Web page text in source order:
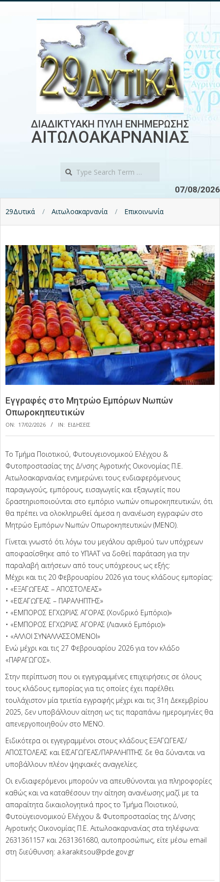
ΔΙΑΔΙΚΤΥΑΚΗ ΠΥΛΗ ΕΝΗΜΕΡΩΣΗΣ
ΑΙΤΩΛΟΑΚΑΡΝΑΝΙΑΣ
07/08/2026
29Δυτικά Αιτωλοακαρνανία Επικοινωνία
Εγγραφές στο Μητρώο Εμπόρων Νωπών
Οπωροκηπευτικών
ON: 17/02/2026 IN: ΕΙΔΗΣΕΙΣ
To Tμήμα Ποιοτικού, Φυτουγειονομικού Ελέγχου &
Φυτοπροστασίας της Δ/νσης Αγροτικής Οικονομίας Π.Ε.
Αιτωλοακαρνανίας ενημερώνει τους ενδιαφερόμενους
παραγωγούς, εμπόρους, εισαγωγείς και εξαγωγείς που
δραστηριοποιούνται στο εμπόριο νωπών οπωροκηπευτικών, ότι
θα πρέπει να ολοκληρωθεί άμεσα η ανανέωση εγγραφών στο
Μητρώο Εμπόρων Νωπών Οπωροκηπευτικών (ΜΕΝΟ).
Γίνεται γνωστό ότι λόγω του μεγάλου αριθμού των υπόχρεων
αποφασίσθηκε από το ΥΠΑΑΤ να δοθεί παράταση για την
παραλαβή αιτήσεων από τους υπόχρεους ως εξής:
Μέχρι και τις 20 Φεβρουαρίου 2026 για τους κλάδους εμπορίας:
• «ΕΞΑΓΩΓΕΑΣ – ΑΠΟΣΤΟΛΕΑΣ»
• «ΕΙΣΑΓΩΓΕΑΣ – ΠΑΡΑΛΗΠΤΗΣ»
• «ΕΜΠΟΡΟΣ ΕΓΧΩΡΙΑΣ ΑΓΟΡΑΣ (Χονδρικό Εμπόριο)»
• «ΕΜΠΟΡΟΣ ΕΓΧΩΡΙΑΣ ΑΓΟΡΑΣ (Λιανικό Εμπόριο)»
• «ΑΛΛΟΙ ΣΥΝΑΛΛΑΣΣΟΜΕΝΟΙ»
Ενώ μέχρι και τις 27 Φεβρουαρίου 2026 για τον κλάδο
«ΠΑΡΑΓΩΓΟΣ».
Στην περίπτωση που οι εγγεγραμμένες επιχειρήσεις σε όλους
τους κλάδους εμπορίας για τις οποίες έχει παρέλθει
τουλάχιστον μία τριετία εγγραφής μέχρι και τις 31η Δεκεμβρίου
2025, δεν υποβάλλουν αίτηση ως τις παραπάνω ημερομηνίες θα
απενεργοποιηθούν στο ΜΕΝΟ.
Ειδικότερα οι εγγεγραμμένοι στους κλάδους ΕΞΑΓΩΓΕΑΣ/
ΑΠΟΣΤΟΛΕΑΣ και ΕΙΣΑΓΩΓΕΑΣ/ΠΑΡΑΛΗΠΤΗΣ δε θα δύνανται να
υποβάλλουν πλέον ψηφιακές αναγγελίες.
Οι ενδιαφερόμενοι μπορούν να απευθύνονται για πληροφορίες
καθώς και να καταθέσουν την αίτηση ανανέωσης μαζί με τα
απαραίτητα δικαιολογητικά προς το Tμήμα Ποιοτικού,
Φυτοϋγειονομικού Ελέγχου & Φυτοπροστασίας της Δ/νσης
Αγροτικής Οικονομίας Π.Ε. Αιτωλοακαρνανίας στα τηλέφωνα:
2631361157 και 2631361680, αυτοπροσώπως, είτε μέσω email
στη διεύθυνση: a.karakitsou@pde.gov.gr